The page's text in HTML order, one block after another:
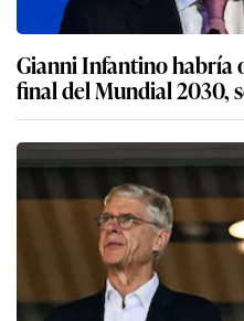
Gianni Infantino habría
final del Mundial 2030,